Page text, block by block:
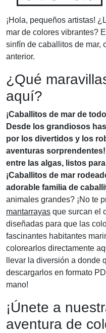
¡Hola, pequeños artistas!
mar de colores vibrantes?
sinfín de caballitos de mar,
anterior.
¿Qué
aquí?
¡Caballitos de mar de
Desde los grandiosos
por los divertidos y los
aventuras
entre las algas, listos
¡Caballitos de mar
adorable familia de
animales grandes? ¡No te
mantarrayas que surcan el
diseñadas para que las
fascinantes habitantes
colorearlos directamente
llevar la diversión a donde
descargarlos en formato
mano!
¡Únete a
aventura de